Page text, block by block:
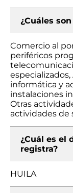
¿Cuáles
Comercio al
periféricos
informática y
instalaciones
Otras
actividades de
¿Cuál es el
registra?
HUILA